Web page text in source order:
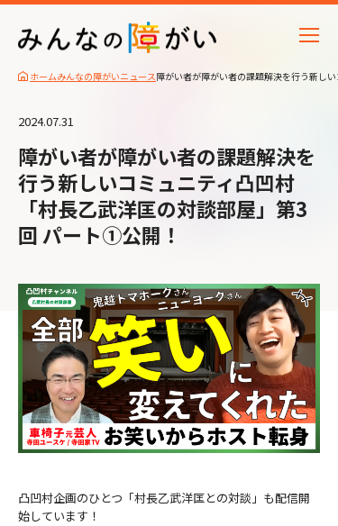
ホームみんなの障がいニュース障がい者が障がい者の課題解決を行う新し
2024.07.31
障がい者が障がい者の課題解決を
行う新しいコミュニティ凸凹村
「村長乙武洋匡の対談部屋」第3
回 パート①公開！
凸凹村企画のひとつ「村長乙武洋匡との対談」も配信開
始しています！